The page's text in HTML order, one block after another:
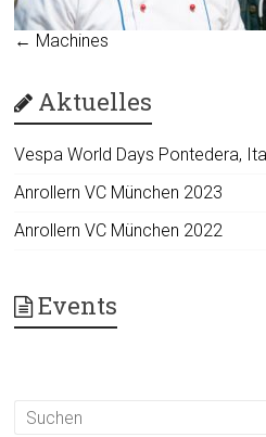
← Machines
Aktuelles
Vespa World Days Pontedera,
Anrollern VC München 2023
Anrollern VC München 2022
Events